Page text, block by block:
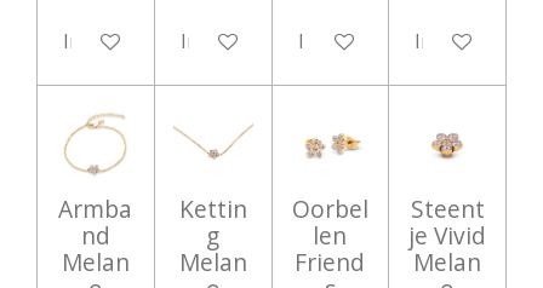
In winkelwagenIn winkelwagenIn winkelwagenIn
Armba
nd
Melan
Kettin
g
Melan
Oorbel
len
Friend
Steent
je Vivid
Melan